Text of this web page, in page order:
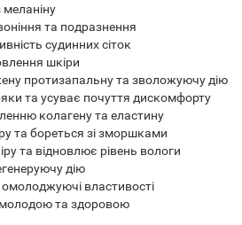
меланіну
та подразнення
судинних сіток
шкіри
протизапальну та зволожуючу дію
та усуває почуття дискомфорту
колагену та еластину
та бореться зі зморшками
та відновлює рівень вологи
дію
властивості
та здоровою